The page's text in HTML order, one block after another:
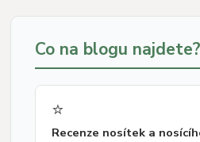
Co na blogu najdete?
⭐
Recenze nosítek a